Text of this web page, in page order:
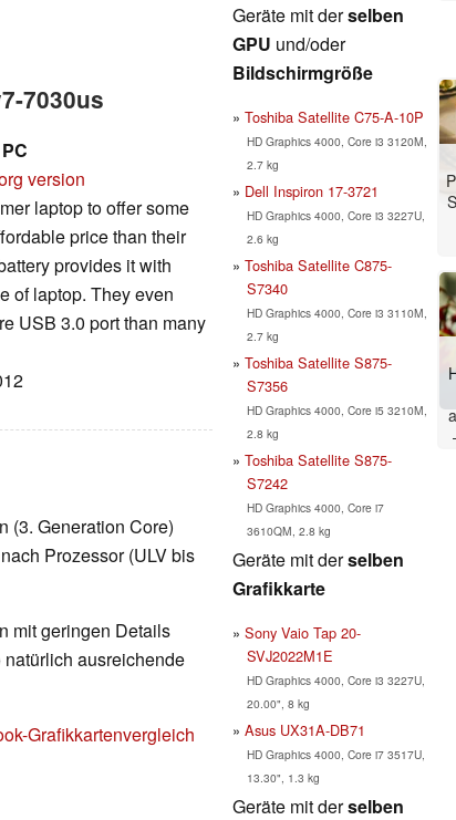
7030us
version
laptop to offer some
price than their
provides it with
of laptop. They even
USB 3.0 port than many
(3. Generation Core)
Prozessor (ULV bis
mit geringen Details
ausreichende
Grafikkartenvergleich
Geräte mit derselben
GPU und/oder
Bildschirmgröße
Toshiba Satellite C75-A-10P
HD Graphics 4000, Core i3 3120M,
2.7 kg
Dell Inspiron 17-3721
HD Graphics 4000, Core i3 3227U,
2.6 kg
Toshiba Satellite C875-
S7340
HD Graphics 4000, Core i3 3110M,
2.7 kg
Toshiba Satellite S875-
S7356
HD Graphics 4000, Core i5 3210M,
2.8 kg
Toshiba Satellite S875-
S7242
HD Graphics 4000, Core i7
3610QM, 2.8 kg
Geräte mit derselben
Grafikkarte
Sony Vaio Tap 20-
SVJ2022M1E
HD Graphics 4000, Core i3 3227U,
20.00", 8 kg
Asus UX31A-DB71
HD Graphics 4000, Core i7 3517U,
13.30", 1.3 kg
Geräte mit derselben